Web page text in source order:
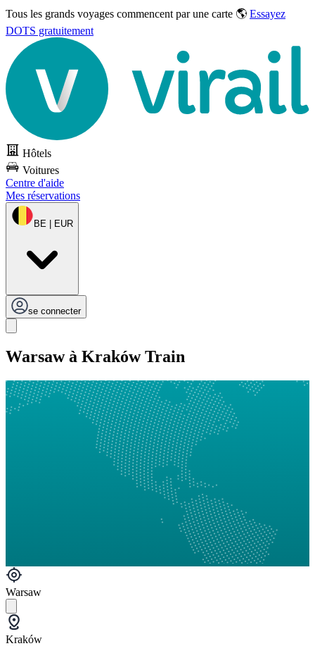
Tous les grands voyages commencent par une carte 🌎 Essayez
DOTS gratuitement
Hôtels
Voitures
Centre d'aide
Mes réservations
BE | EUR
se connecter
Warsaw à Kraków Train
Warsaw
Kraków